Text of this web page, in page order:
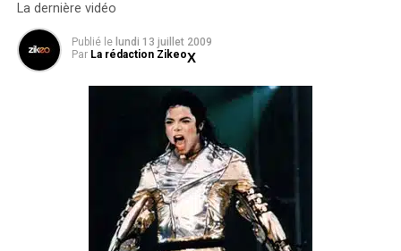
La dernière vidéo
Publié le lundi 13 juillet 2009
Par La rédaction Zikeo